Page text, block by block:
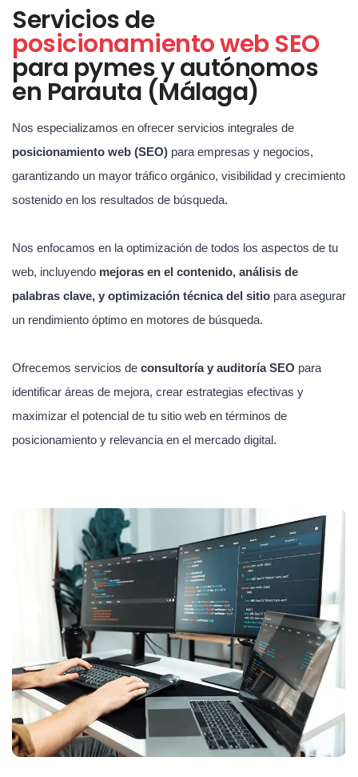
Servicios de
posicionamiento web SEO
para pymes y autónomos
en Parauta (Málaga)
Nos especializamos en ofrecer servicios integrales de
posicionamiento web (SEO) para empresas y negocios,
garantizando un mayor tráfico orgánico, visibilidad y crecimiento
sostenido en los resultados de búsqueda.
Nos enfocamos en la optimización de todos los aspectos de tu
web, incluyendo mejoras en el contenido, análisis de
palabras clave, y optimización técnica del sitio para asegurar
un rendimiento óptimo en motores de búsqueda.
Ofrecemos servicios de consultoría y auditoría SEO para
identificar áreas de mejora, crear estrategias efectivas y
maximizar el potencial de tu sitio web en términos de
posicionamiento y relevancia en el mercado digital.